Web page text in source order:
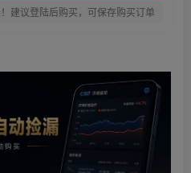
建议登陆后购买，可保存购买订单